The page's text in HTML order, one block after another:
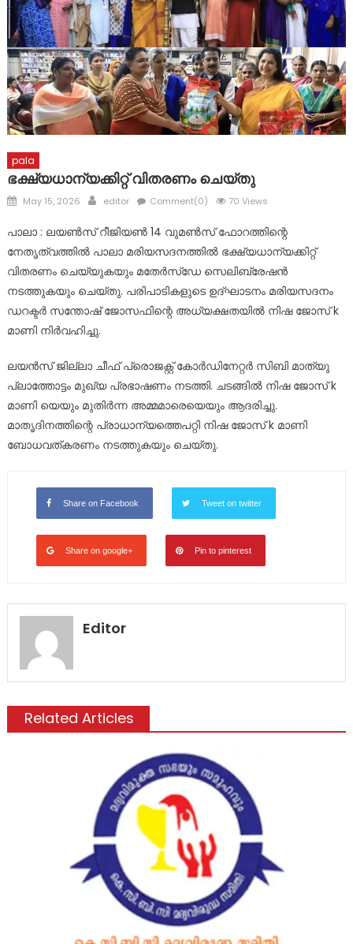
ഓക്‌സിജനിലെ പ്രീ ഓണം സെയില്‍ ഇനി രണ്ട് ദിവസം കൂടി,
30 കോടിയുടെ സമ്മാനങ്ങളും ആനുകൂല്യങ്ങളും
പാലാ മൂന്നാനിയിലെ ഗാന്ധിസ്ക്വയറിൽ ഗാന്ധി പ്രതിമ
പുന:സ്ഥാപിച്ചു
pala
ഭക്ഷ്യധാന്യക്കിറ്റ് വിതരണം ചെയ്തു
Posted
May 15, 2026 Author
editor Comment(0) 70 Views
പാലാ : ലയൺസ് റീജിയൺ 14 വുമൺസ് ഫോറത്തിന്റെ
നേതൃത്വത്തിൽ പാലാ മരിയസദനത്തിൽ ഭക്ഷ്യധാന്യക്കിറ്റ്
വിതരണം ചെയ്യുകയും മതേർസ്ഡേ സെലിബ്രേഷൻ
നടത്തുകയും ചെയ്തു. പരിപാടികളുടെ ഉദ്ഘാടനം മരിയസദനം
ഡറക്ടർ സന്തോഷ്‌ ജോസഫിന്റെ അധ്യക്ഷതയിൽ നിഷ ജോസ് k
മാണി നിർവഹിച്ചു.
ലയൻസ് ജില്ലാ ചീഫ് പ്രൊജക്റ്റ്‌ കോർഡിനേറ്റർ സിബി മാത്യു
പ്ലാത്തോട്ടം മുഖ്യ പ്രഭാഷണം നടത്തി. ചടങ്ങിൽ നിഷ ജോസ് k
മാണി യെയും മുതിർന്ന അമ്മമാരെയെയും ആദരിച്ചു.
മാതൃദിനത്തിന്റെ പ്രാധാന്യത്തെപറ്റി നിഷ ജോസ് k മാണി
ബോധവത്കരണം നടത്തുകയും ചെയ്തു.
Share on Facebook Tweet on twitter
Share on google+ Pin to pinterest
Editor
Related Articles